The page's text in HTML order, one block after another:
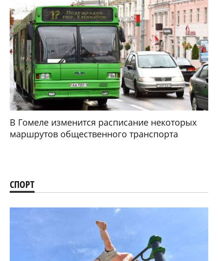
В Гомеле изменится расписание некоторых
маршрутов общественного транспорта
СПОРТ